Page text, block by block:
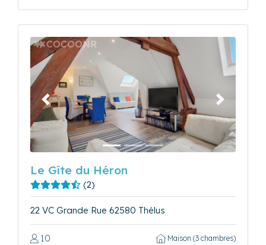
Précédent Suivant
Le Gîte du Héron
(2)
22 VC Grande Rue 62580 Thélus
10 Maison (3 chambres)